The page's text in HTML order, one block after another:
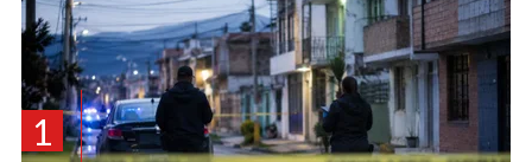
1